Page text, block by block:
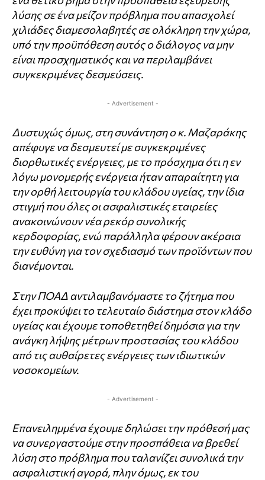
λύσης σε ένα μείζον πρόβλημα που απασχολεί
χιλιάδες διαμεσολαβητές σε ολόκληρη την χώρα,
υπό την προϋπόθεση αυτός ο διάλογος να μην
είναι προσχηματικός και να περιλαμβάνει
συγκεκριμένες δεσμεύσεις.
- Advertisement -
Δυστυχώς όμως, στη συνάντηση ο κ. Μαζαράκης
απέφυγε να δεσμευτεί με συγκεκριμένες
διορθωτικέςενέργειες, με το πρόσχημα ότι η εν
λόγω μονομερής ενέργεια ήταν απαραίτητη για
την ορθή λειτουργίατου κλάδου υγείας, την ίδια
στιγμή που όλες οι ασφαλιστικές εταιρείες
ανακοινώνουν νέα ρεκόρσυνολικής
κερδοφορίας, ενώ παράλληλα φέρουν ακέραια
την ευθύνη για τον σχεδιασμό των προϊόντωνπου
διανέμονται.
Στην ΠΟΑΔ αντιλαμβανόμαστε το ζήτημα που
έχει προκύψει το τελευταίο διάστημα στον κλάδο
υγείαςκαι έχουμε τοποθετηθεί δημόσια για την
ανάγκη λήψης μέτρων προστασίας του κλάδου
από τιςαυθαίρετες ενέργειες των ιδιωτικών
νοσοκομείων.
- Advertisement -
Επανειλημμένα έχουμε δηλώσει την πρόθεσή μας
να συνεργαστούμε στην προσπάθεια να βρεθεί
λύσηστο πρόβλημα που ταλανίζει συνολικά την
ασφαλιστική αγορά, πλην όμως, εκ του